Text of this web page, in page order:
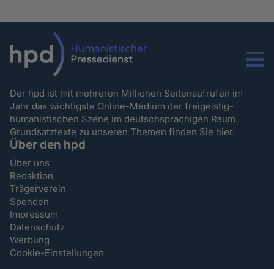
Menu
Der hpd ist mit mehreren Millionen Seitenaufrufen im
Jahr das wichtigste Online-Medium der freigeistig-
humanistischen Szene im deutschsprachigen Raum.
Grundsatztexte zu unseren Themenfinden Sie hier.
Über den hpd
Über uns
Redaktion
Trägerverein
Spenden
Impressum
Datenschutz
Werbung
Cookie-Einstellungen